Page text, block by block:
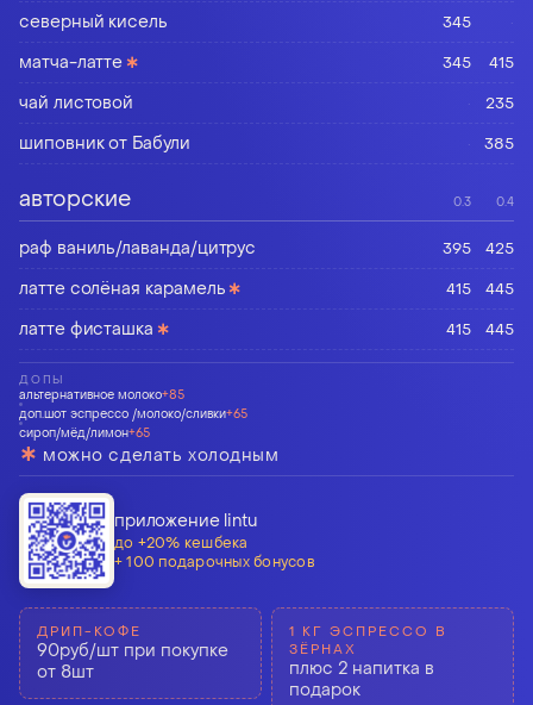
северный кисель 345 ·
матча-латте∗ 345 415
чай листовой · 235
шиповник от Бабули · 385
авторские 0.3 0.4
раф ваниль/лаванда/цитрус 395 425
латте солёная карамель∗ 415 445
латте фисташка ∗ 415 445
ДОПЫ
альтернативное молоко+85
доп.шот эспрессо /молоко/сливки+65
сироп/мёд/лимон+65
∗ можно сделать холодным
приложение lintu
до +20% кешбека
+ 100 подарочных бонусов
ДРИП-КОФЕ
90руб/шт при покупке
от 8шт
ФИЛЬТР-КОФЕ В
ЗЁРНАХ 250Г
плюс 2 фильтр-кофе в
1 КГ ЭСПРЕССО В
ЗЁРНАХ
плюс 2 напитка в
подарок
ЕСЛИ ТЫ ЭТО ЧИТАЕШЬ
то знай, что ты самый
красивый пупсик